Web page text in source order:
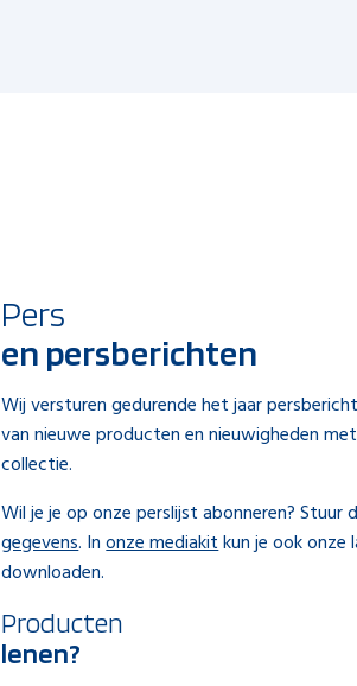
Pers
en persberichten
Wij versturen gedurende het jaar
van nieuwe producten en nieuwigheden
collectie.
Wil je je op onze perslijst abonneren? Stuur
gegevens. Inonze mediakitkun je ook onze
downloaden.
Producten
lenen?